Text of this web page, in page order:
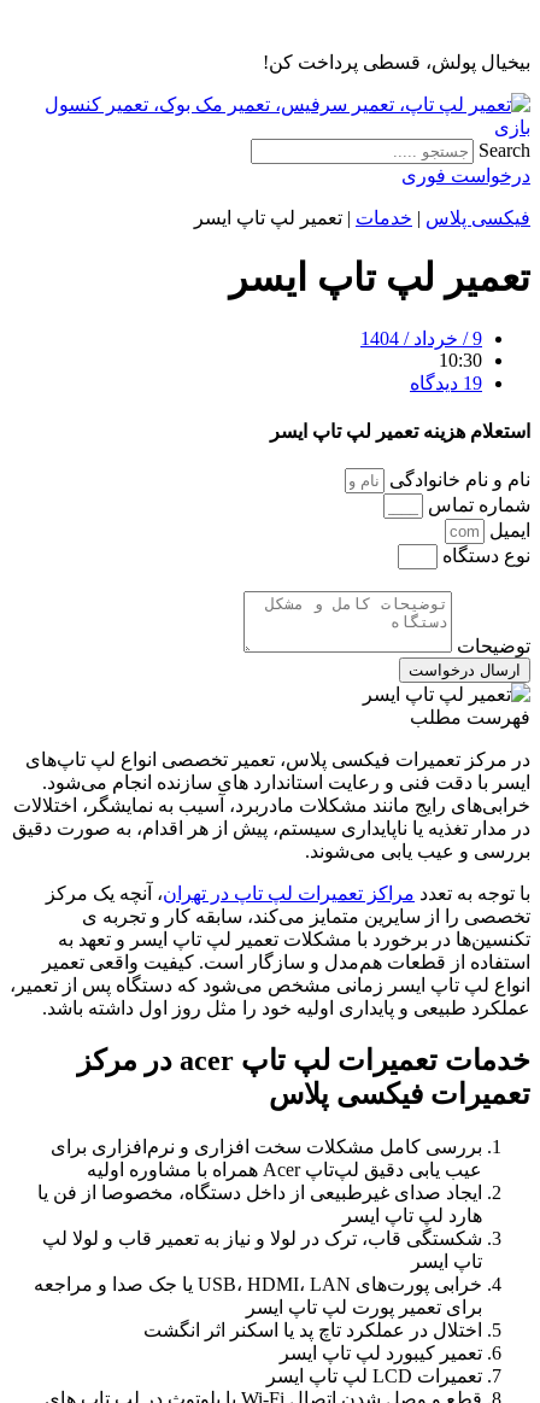
محتوا
بیخیال پولش، قسطی پرداخت کن!
Search
درخواست فوری
فیکسی پلاس | خدمات | تعمیر لپ تاپ ایسر
تعمیر لپ تاپ ایسر
9 / خرداد / 1404
10:30
19 دیدگاه
استعلام هزینه تعمیر لپ تاپ ایسر
نام و نام خانوادگی
شماره تماس
ایمیل
نوع دستگاه
توضیحات
ارسال درخواست
فهرست مطلب
در مرکز تعمیرات فیکسی پلاس، تعمیر تخصصی انواع لپ‌ تاپ‌های
ایسر با دقت فنی و رعایت استاندارد های سازنده انجام می‌شود.
خرابی‌های رایج مانند مشکلات مادربرد، آسیب به نمایشگر، اختلالات
در مدار تغذیه یا ناپایداری سیستم، پیش از هر اقدام، به‌ صورت دقیق
بررسی و عیب‌ یابی می‌شوند.
با توجه به تعدد مراکز تعمیرات لپ تاپ در تهران، آنچه یک مرکز
تخصصی را از سایرین متمایز می‌کند، سابقه کار و تجربه ی
تکنسین‌ها در برخورد با مشکلات تعمیر لپ تاپ ایسر و تعهد به
استفاده از قطعات هم‌مدل و سازگار است. کیفیت واقعی تعمیر
انواع لپ تاپ ایسر زمانی مشخص می‌شود که دستگاه پس از تعمیر،
عملکرد طبیعی و پایداری اولیه خود را مثل روز اول داشته باشد.
خدمات تعمیرات لپ تاپ acer در مرکز
تعمیرات فیکسی پلاس
بررسی کامل مشکلات سخت‌ افزاری و نرم‌افزاری برای
عیب‌ یابی دقیق لپ‌تاپ Acer همراه با مشاوره اولیه
ایجاد صدای غیرطبیعی از داخل دستگاه، مخصوصا از فن یا
هارد لپ تاپ ایسر
شکستگی قاب، ترک در لولا و نیاز به تعمیر قاب و لولا لپ‌
تاپ ایسر
خرابی پورت‌های USB، HDMI، LAN یا جک صدا و مراجعه
برای تعمیر پورت لپ‌ تاپ ایسر
اختلال در عملکرد تاچ‌ پد یا اسکنر اثر انگشت
تعمیر کیبورد لپ تاپ ایسر
تعمیرات LCD لپ تاپ ایسر